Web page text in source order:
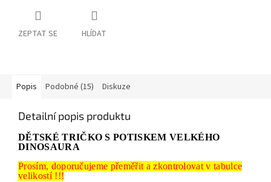
ZEPTAT SE HLÍDAT
Popis Podobné (15) Diskuze
Detailní popis produktu
DĚTSKÉ TRIČKO S POTISKEM VELKÉHO
DINOSAURA
Prosím, doporučujeme přeměřit a zkontrolovat v tabulce
velikostí !!!